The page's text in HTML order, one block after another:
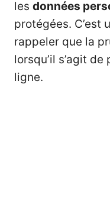
les données
protégées. C’est
rappeler que la
lorsqu’il s’agit
ligne.